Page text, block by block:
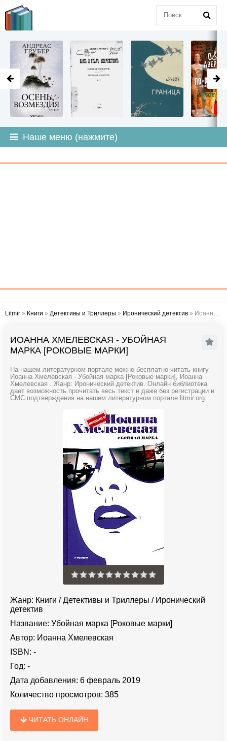
Наше меню (нажмите)
Litmir » Книги » Детективы и Триллеры » Иронический детектив » Иоанна Хмелевская - Убойная марка [Роковые марки]
ИОАННА ХМЕЛЕВСКАЯ - УБОЙНАЯ
МАРКА [РОКОВЫЕ МАРКИ]
На нашем литературном портале можно бесплатно читать книгу
Иоанна Хмелевская - Убойная марка [Роковые марки], Иоанна
Хмелевская . Жанр: Иронический детектив. Онлайн библиотека
дает возможность прочитать весь текст и даже без регистрации и
СМС подтверждения на нашем литературном портале litmir.org.
Жанр: Книги /Детективы и Триллеры / Иронический
детектив
Название: Убойная марка [Роковые марки]
Автор: Иоанна Хмелевская
ISBN: -
Год: -
Дата добавления: 6 февраль 2019
Количество просмотров: 385
ЧИТАТЬ ОНЛАЙН
LITMIR.ORG